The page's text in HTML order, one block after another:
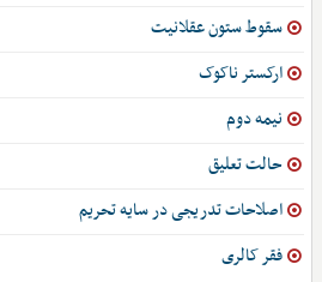
سقوط ستون عقلانیت
ارکستر ناکوک
نیمه دوم
حالت تعلیق
اصلاحات تدریجی در سایه تحریم
فقر کالری